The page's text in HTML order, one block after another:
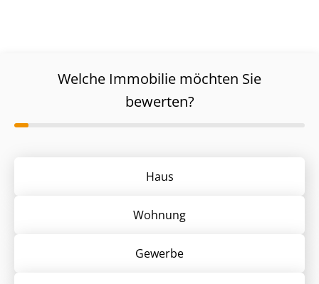
Welche Immobilie möchten Sie
bewerten?
Haus
Wohnung
Gewerbe